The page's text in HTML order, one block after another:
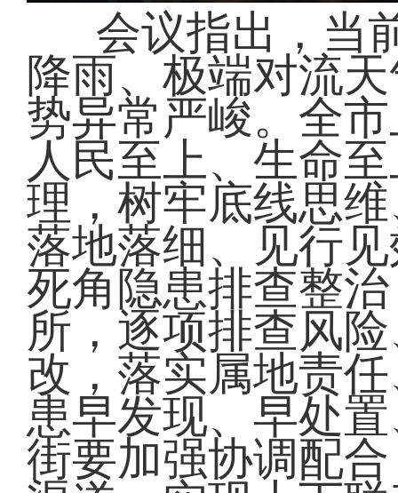
会议指出，当
降雨、极端对流
势异常严峻。全
人民至上、生命
理，树牢底线思
落地落细、见行
死角隐患排查整
所，逐项排查风
改，落实属地责
患早发现、早处
街要加强协调配